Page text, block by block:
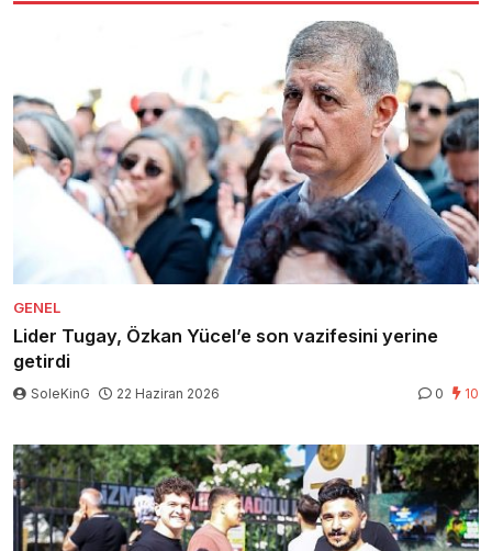
GENEL
Lider Tugay, Özkan Yücel’e son vazifesini yerine
getirdi
SoleKinG 22 Haziran 2026 0 10